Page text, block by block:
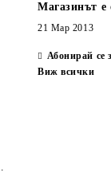
Магазинът е
21 Мар 2013
Абонирай се
Виж всички